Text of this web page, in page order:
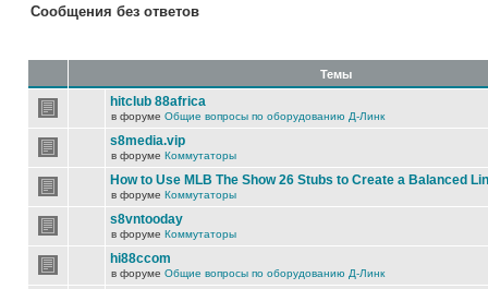
Сообщения без ответов
Темы
hitclub 88africa
в форуме Общие вопросы по оборудованию Д-Линк
s8media.vip
в форуме Коммутаторы
How to Use MLB The Show 26 Stubs to Create a Balanced
в форуме Коммутаторы
s8vntooday
в форуме Коммутаторы
hi88ccom
в форуме Общие вопросы по оборудованию Д-Линк